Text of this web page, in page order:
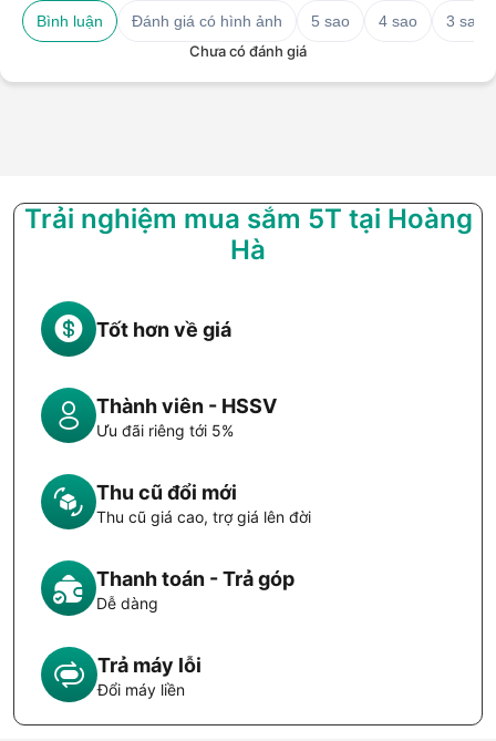
Bình luận Đánh giá có hình ảnh 5 sao 4 sao
3 sao
Chưa có đánh giá
Trải nghiệm mua sắm 5T tại Hoàng
Hà
Tốt hơn về giá
Thành viên - HSSV
Ưu đãi riêng tới 5%
Thu cũ đổi mới
Thu cũ giá cao, trợ giá lên đời
Thanh toán - Trả góp
Dễ dàng
Trả máy lỗi
Đổi máy liền